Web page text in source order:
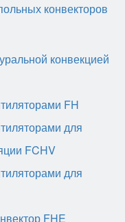
конвекторов
конвекцией
FH
для
FCHV
для
FHE